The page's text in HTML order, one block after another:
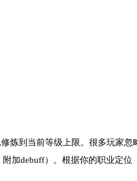
炼到当前等级上限。很多玩家
加debuff）。根据你的职业定位